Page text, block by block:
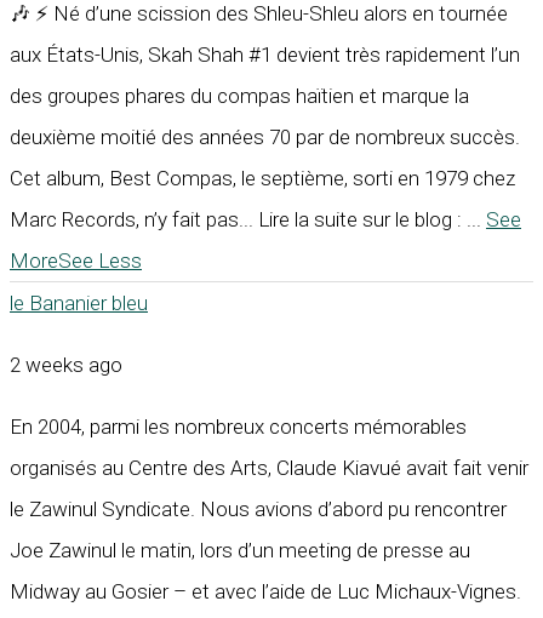
🎶 ⚡ Né d’une scission des Shleu-Shleu alors en tournée
aux États-Unis, Skah Shah #1 devient très rapidement l’un
des groupes phares du compas haïtien et marque la
deuxième moitié des années 70 par de nombreux succès.
Cet album, Best Compas, le septième, sorti en 1979 chez
Marc Records, n’y fait pas... Lire la suite sur le blog :
See
MoreSee Less
le Bananier bleu
2 weeks ago
En 2004, parmi les nombreux concerts mémorables
organisés au Centre des Arts, Claude Kiavué avait fait venir
le Zawinul Syndicate. Nous avions d’abord pu rencontrer
Joe Zawinul le matin, lors d’un meeting de presse au
Midway au Gosier – et avec l’aide de Luc Michaux-Vignes.